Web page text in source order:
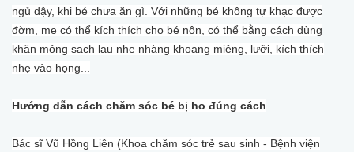
ngủ dậy, khi bé chưa ăn gì. Với những bé không tự khạc được
đờm, mẹ có thể kích thích cho bé nôn, có thể bằng cách dùng
khăn mỏng sạch lau nhẹ nhàng khoang miệng, lưỡi, kích thích
nhẹ vào họng...
Hướng dẫn cách chăm sóc bé bị ho đúng cách
Bác sĩ Vũ Hồng Liên (Khoa chăm sóc trẻ sau sinh - Bệnh viện